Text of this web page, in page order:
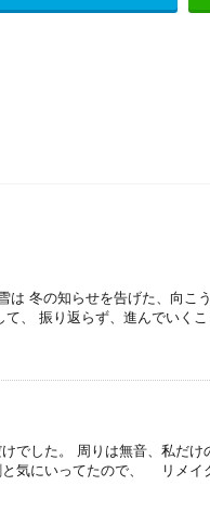
は 冬の知らせを告げた、向こ
、 振り返らず、進んでいくこ
でした。 周りは無音、私だ
気にいってたので、 リメイ